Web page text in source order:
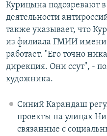
Курицына подозревают
деятельности
также указывает, что
из филиала ГМИИ
работает. "Его точно
дирекция. Они ссут", -
художника.
Синий Карандаш
проекты на улицах
связанные с